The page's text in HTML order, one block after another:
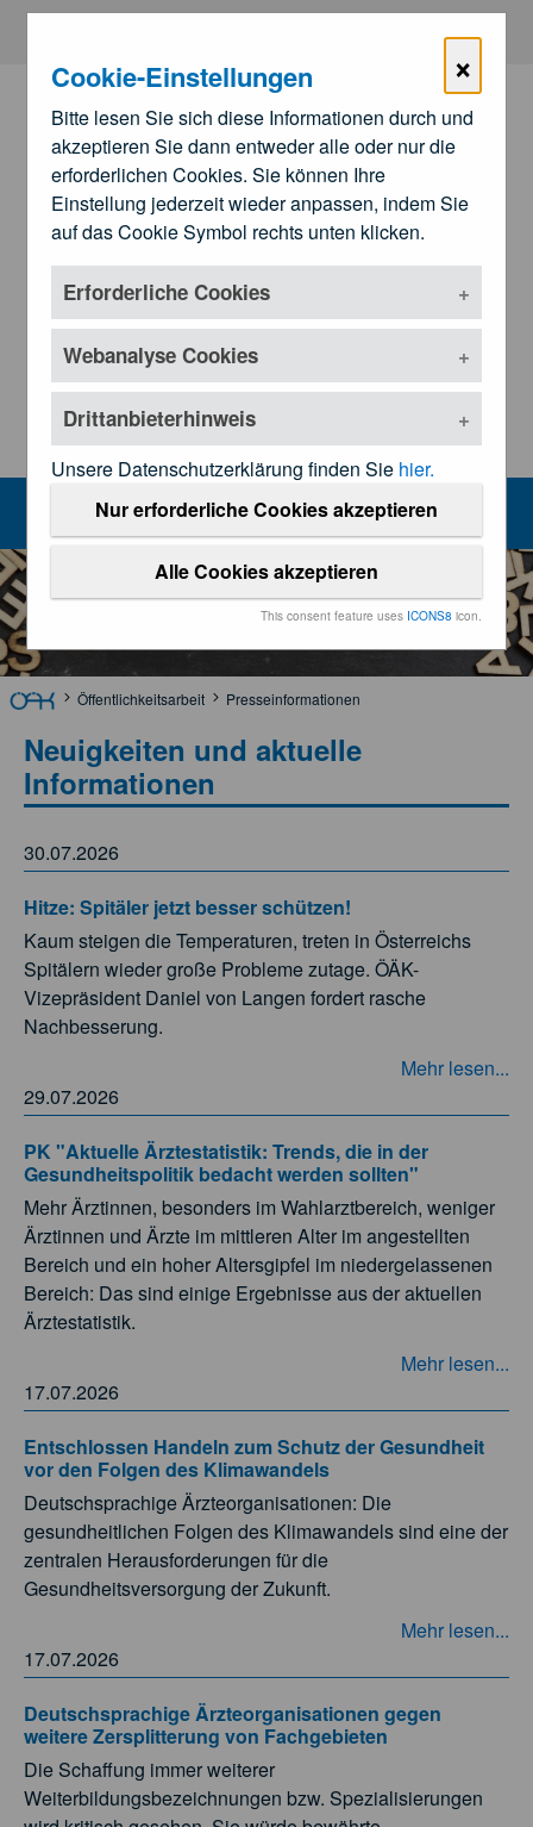
×
Cookie-Einstellungen
Bitte lesen Sie sich diese Informationen durch und
akzeptieren Sie dann entweder alle oder nur die
erforderlichen Cookies. Sie können Ihre
Einstellung jederzeit wieder anpassen, indem Sie
auf das Cookie Symbol rechts unten klicken.
Erforderliche Cookies
Webanalyse Cookies
Drittanbieterhinweis
Unsere Datenschutzerklärung finden Sie hier.
Nur erforderliche Cookies akzeptieren
Alle Cookies akzeptieren
This consent feature uses ICONS8 icon.
Zum Hauptinhalt springen
Zu den
Landesärztekammern
Presseinformationen
MENU
Öffentlichkeitsarbeit Presseinformationen
Neuigkeiten und aktuelle
Informationen
30.07.2026
Hitze: Spitäler jetzt besser schützen!
Kaum steigen die Temperaturen, treten in Österreichs
Spitälern wieder große Probleme zutage. ÖÄK-
Vizepräsident Daniel von Langen fordert rasche
Nachbesserung.
Mehr lesen...
29.07.2026
PK "Aktuelle Ärztestatistik: Trends, die in der
Gesundheitspolitik bedacht werden sollten"
Mehr Ärztinnen, besonders im Wahlarztbereich, weniger
Ärztinnen und Ärzte im mittleren Alter im angestellten
Bereich und ein hoher Altersgipfel im niedergelassenen
Bereich: Das sind einige Ergebnisse aus der aktuellen
Ärztestatistik.
Mehr lesen...
17.07.2026
Entschlossen Handeln zum Schutz der Gesundheit
vor den Folgen des Klimawandels
Deutschsprachige Ärzteorganisationen: Die
gesundheitlichen Folgen des Klimawandels sind eine der
zentralen Herausforderungen für die
Gesundheitsversorgung der Zukunft.
Mehr lesen...
17.07.2026
Deutschsprachige Ärzteorganisationen gegen
weitere Zersplitterung von Fachgebieten
Die Schaffung immer weiterer
Weiterbildungsbezeichnungen bzw. Spezialisierungen